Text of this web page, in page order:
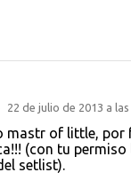
22 de julio de 2013 a las
mastr of little, por
(con tu
setlist).